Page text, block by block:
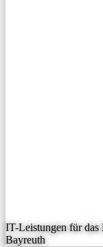
IT-Leistungen für das
Bayreuth